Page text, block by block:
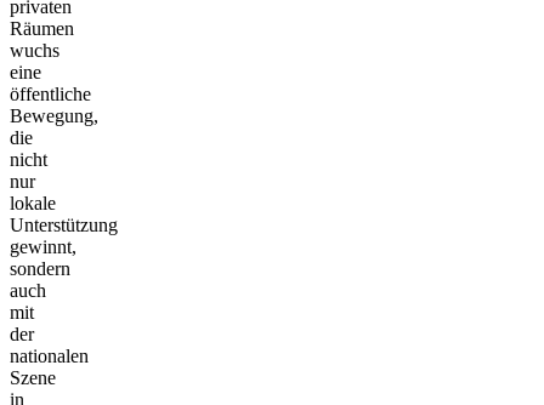
privaten
Räumen
wuchs
eine
öffentliche
Bewegung,
die
nicht
nur
lokale
Unterstützung
gewinnt,
sondern
auch
mit
der
nationalen
Szene
in